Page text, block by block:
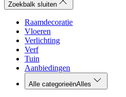
Zoekbalk sluiten
Raamdecoratie
Vloeren
Verlichting
Verf
Tuin
Aanbiedingen
Alle categorieënAlles